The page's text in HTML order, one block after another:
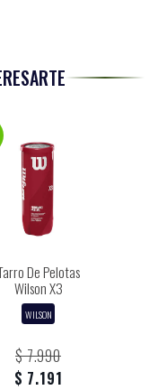
De Pelotas
Wilson X3
WILSON
$ 7.990
$ 7.191